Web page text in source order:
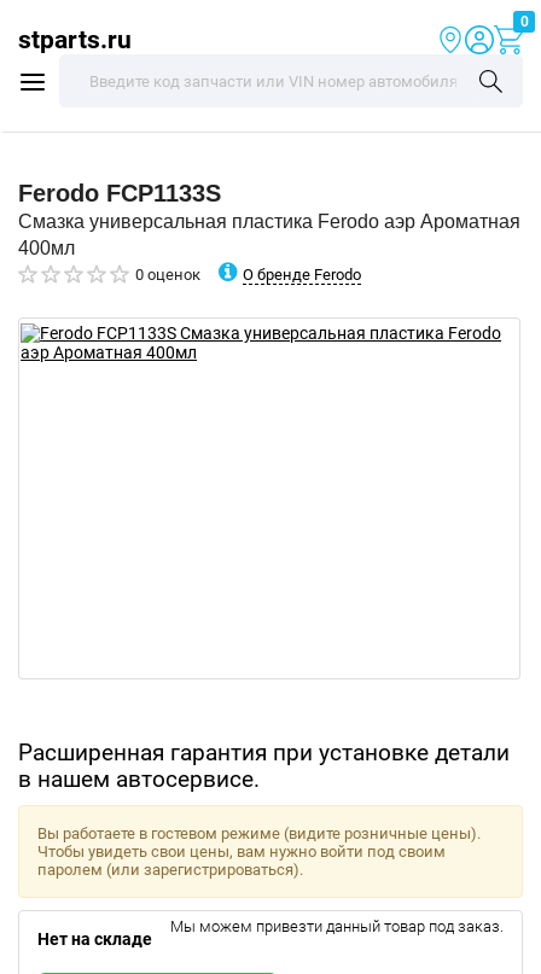
stparts.ru
0
Ferodo FCP1133S
Смазка универсальная пластика Ferodo аэр Ароматная
400мл
0 оценок О бренде Ferodo
Расширенная гарантия при установке детали
в нашем автосервисе.
Вы работаете в гостевом режиме (видите розничные цены).
Чтобы увидеть свои цены, вам нужно войти под своим
паролем (или зарегистрироваться).
Нет на складе
Мы можем привезти данный товар под заказ.